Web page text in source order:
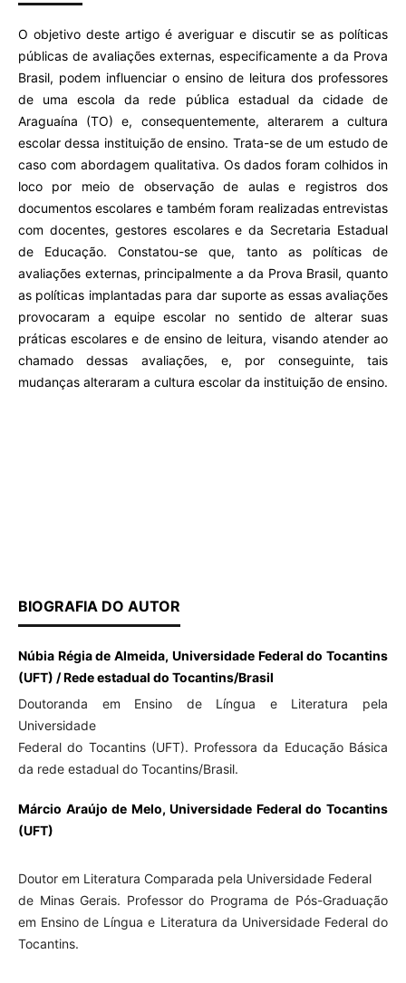
O objetivo deste artigo é averiguar e discutir se as políticas
públicas de avaliações externas, especificamente a da Prova
Brasil, podem influenciar o ensino de leitura dos professores
de uma escola da rede pública estadual da cidade de
Araguaína (TO) e, consequentemente, alterarem a cultura
escolar dessa instituição de ensino. Trata-se de um estudo de
caso com abordagem qualitativa. Os dados foram colhidos in
loco por meio de observação de aulas e registros dos
documentos escolares e também foram realizadas entrevistas
com docentes, gestores escolares e da Secretaria Estadual
de Educação. Constatou-se que, tanto as políticas de
avaliações externas, principalmente a da Prova Brasil, quanto
as políticas implantadas para dar suporte as essas avaliações
provocaram a equipe escolar no sentido de alterar suas
práticas escolares e de ensino de leitura, visando atender ao
chamado dessas avaliações, e, por conseguinte, tais
mudanças alteraram a cultura escolar da instituição de ensino.
BIOGRAFIA DO AUTOR
Núbia Régia de Almeida, Universidade Federal do Tocantins
(UFT) / Rede estadual do Tocantins/Brasil
Doutoranda em Ensino de Língua e Literatura pela
Universidade
Federal do Tocantins (UFT). Professora da Educação Básica
da rede estadual do Tocantins/Brasil.
Márcio Araújo de Melo, Universidade Federal do Tocantins
(UFT)
Doutor em Literatura Comparada pela Universidade Federal
de Minas Gerais. Professor do Programa de Pós-Graduação
em Ensino de Língua e Literatura da Universidade Federal do
Tocantins.